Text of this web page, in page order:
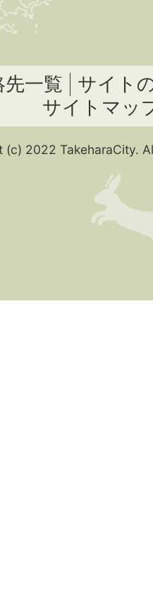
一覧
サイト
サイトマッ
(c) 2022 TakeharaCity.